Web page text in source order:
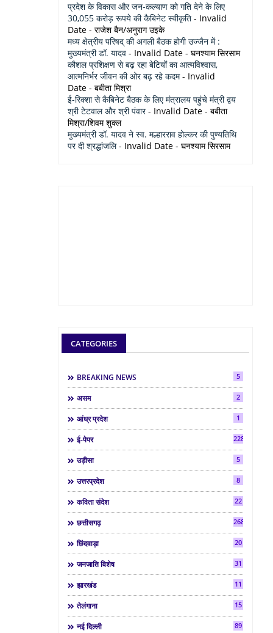
प्रदेश के विकास और जन-कल्याण को गति देने के लिए
30,055 करोड़ रूपये की कैबिनेट स्वीकृति - Invalid
Date - राजेश बैन/अनुराग उइके
मध्य क्षेत्रीय परिषद् की अगली बैठक होगी उज्जैन में :
मुख्यमंत्री डॉ. यादव - Invalid Date - घनश्याम सिरसाम
कौशल प्रशिक्षण से बढ़ रहा बेटियों का आत्मविश्वास,
आत्मनिर्भर जीवन की ओर बढ़ रहे कदम- Invalid
Date - बबीता मिश्रा
ई-रिक्शा से कैबिनेट बैठक के लिए मंत्रालय पहुंचे मंत्री द्वय
श्री टेटवाल और श्री पंवार- Invalid Date - बबीता
मिश्रा/शिवम शुक्ल
मुख्यमंत्री डॉ. यादव ने स्व. मल्हारराव होल्कर की पुण्यतिथि
पर दी श्रद्धांजलि- Invalid Date - घनश्याम सिरसाम
CATEGORIES
BREAKING NEWS 5
असम 2
आंध्र प्रदेश 1
ई-पेपर 2287
उड़ीसा 5
उत्तरप्रदेश 8
कविता संदेश 22
छत्तीसगढ़ 268
छिंदवाड़ा 20
जनजाति विशेष 31
झारखंड 11
तेलंगाना 15
नई दिल्ली 89